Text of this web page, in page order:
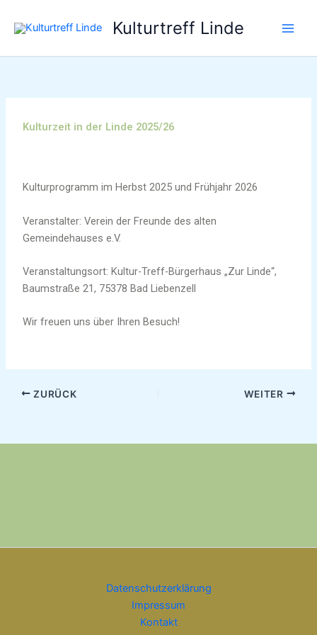
Inhalt
Kulturtreff Linde
Kulturzeit in der Linde 2025/26
Kulturprogramm im Herbst 2025 und Frühjahr 2026
Veranstalter: Verein der Freunde des alten
Gemeindehauses e.V.
Veranstaltungsort: Kultur-Treff-Bürgerhaus „Zur Linde“,
Baumstraße 21, 75378 Bad Liebenzell
Wir freuen uns über Ihren Besuch!
ZURÜCK WEITER
Datenschutzerklärung
Impressum
Kontakt